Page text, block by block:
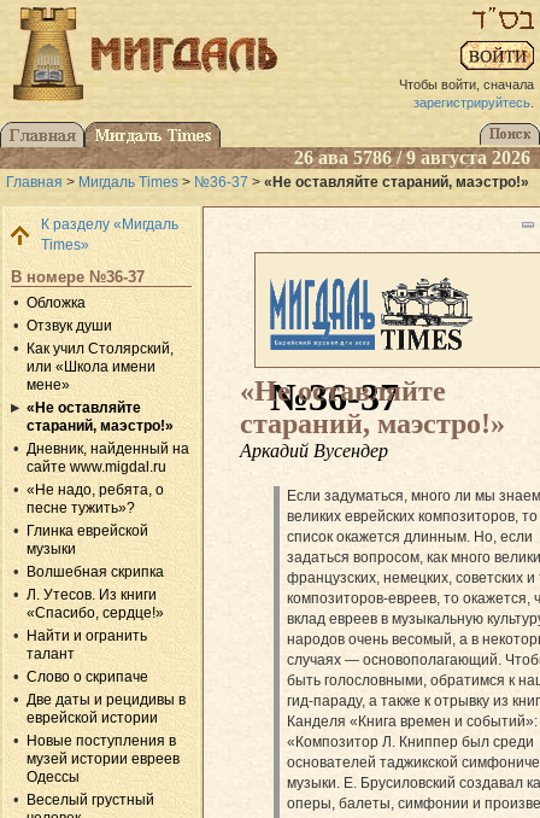
Чтобы войти, сначала
зарегистрируйтесь.
26 ава 5786 / 9 августа 2026
Главная > Мигдаль Times > №36-37 > «Не оставляйте стараний, маэстро!»
К разделу «Мигдаль
Times»
В номере №36-37
Обложка
Отзвук души
Как учил Столярский,
или «Школа имени
мене»
«Не оставляйте
стараний, маэстро!»
Дневник, найденный на
сайте www.migdal.ru
«Не надо, ребята, о
песне тужить»?
Глинка еврейской
музыки
Волшебная скрипка
Л. Утесов. Из книги
«Спасибо, сердце!»
Найти и огранить
талант
Слово о скрипаче
Две даты и рецидивы в
еврейской истории
Новые поступления в
музей истории евреев
Одессы
Веселый грустный
№36-37
«Не оставляйте
стараний, маэстро!»
Аркадий Вусендер
Если задуматься, много ли мы
великих еврейских композиторов,
список окажется длинным. Но, если
задаться вопросом, как много
французских, немецких, советских и
композиторов-евреев, то окажется,
вклад евреев в музыкальную
народов очень весомый, а в
случаях — основополагающий.
быть голословными, обратимся к
гид-параду, а также к отрывку из
Канделя «Книга времен и событий»:
«Композитор Л. Книппер был среди
основателей таджикской
музыки. Е. Брусиловский создавал
оперы, балеты, симфонии и